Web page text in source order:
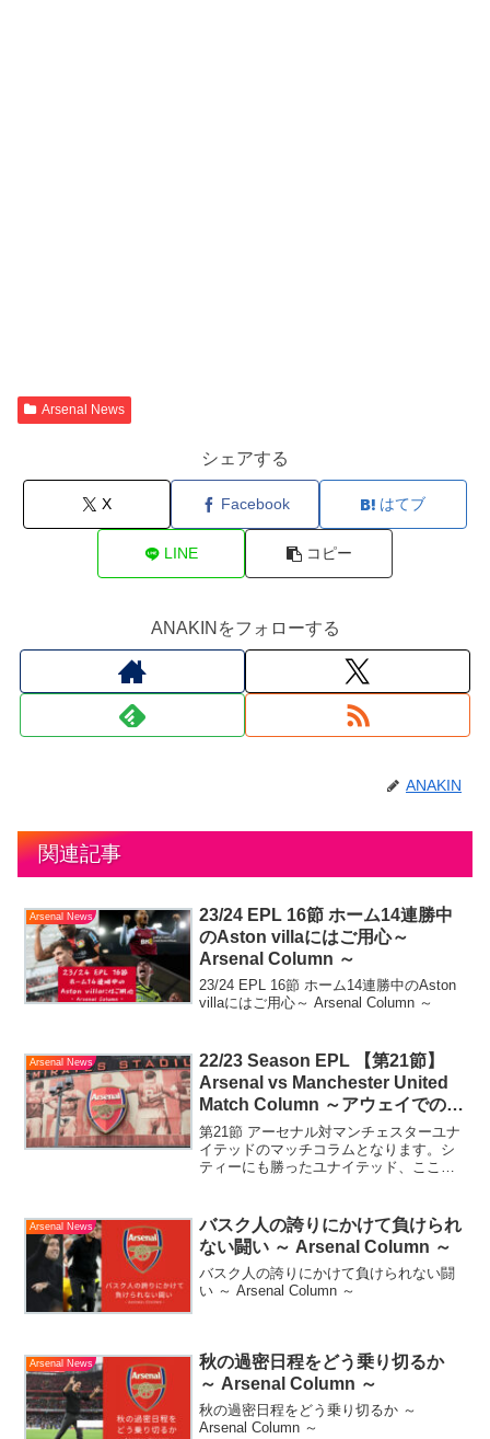
Arsenal News
シェアする
X Facebook はてブ
LINE コピー
ANAKINをフォローする
ANAKIN
関連記事
Arsenal News
23/24 EPL 16節 ホーム14連勝中
のAston villaにはご用心～
Arsenal Column ～
23/24 EPL 16節 ホーム14連勝中のAston
villaにはご用心～ Arsenal Column ～
Arsenal News
22/23 Season EPL 【第21節】
Arsenal vs Manchester United
Match Column ～アウェイでの借
りを返す大一番～
第21節 アーセナル対マンチェスターユナ
イテッドのマッチコラムとなります。シ
ティーにも勝ったユナイテッド、ここで
Arsenal News
バスク人の誇りにかけて負けられ
ない闘い ～ Arsenal Column ～
バスク人の誇りにかけて負けられない闘
い ～ Arsenal Column ～
Arsenal News
秋の過密日程をどう乗り切るか
～ Arsenal Column ～
秋の過密日程をどう乗り切るか ～
Arsenal Column ～